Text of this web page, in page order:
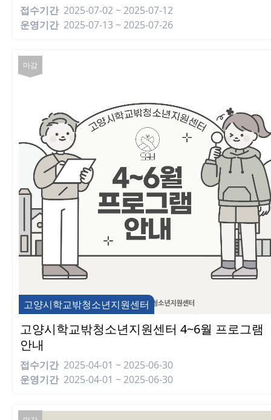
접수기간 2025-07-02 ~ 2025-07-12
운영기간 2025-07-13 ~ 2025-07-26
고양시학교밖청소년지원센터
고양시학교밖청소년지원센터 4~6월 프로그램
안내
접수기간 2025-04-01 ~ 2025-06-30
운영기간 2025-04-01 ~ 2025-06-30
마감